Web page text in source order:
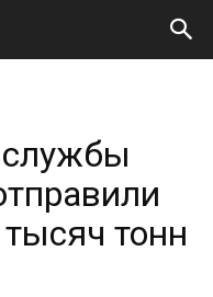
тонн